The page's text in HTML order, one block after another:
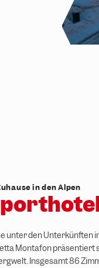
in den Alpen
unter den Unterkünften
Montafon präsentiert
Insgesamt 86